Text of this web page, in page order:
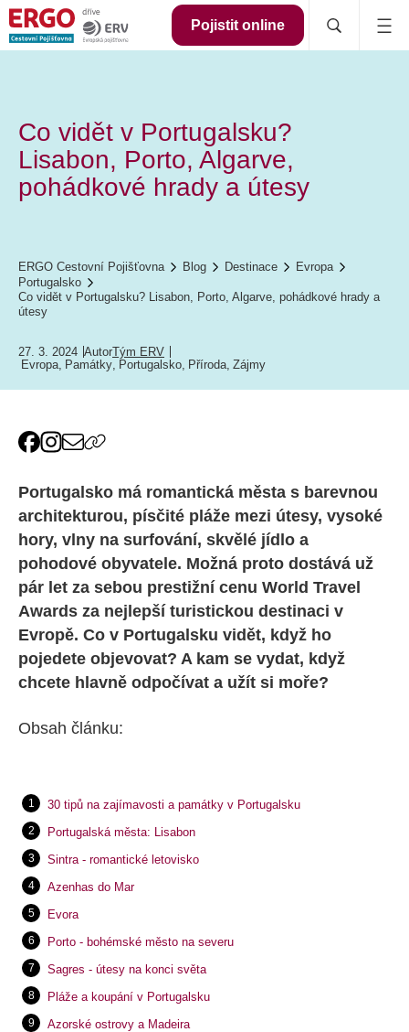
Pojistit online
Co vidět v Portugalsku?
Lisabon, Porto, Algarve,
pohádkové hrady a útesy
ERGO Cestovní Pojišťovna Blog Destinace
Evropa
Portugalsko
Co vidět v Portugalsku? Lisabon, Porto, Algarve, pohádkové hrady a
útesy
27. 3. 2024 AutorTým ERV
Evropa, Památky, Portugalsko, Příroda, Zájmy
Portugalsko má romantická města s barevnou
architekturou, písčité pláže mezi útesy, vysoké
hory, vlny na surfování, skvělé jídlo a
pohodové obyvatele. Možná proto dostává už
pár let za sebou prestižní cenu World Travel
Awards za nejlepší turistickou destinaci v
Evropě. Co v Portugalsku vidět, když ho
pojedete objevovat? A kam se vydat, když
chcete hlavně odpočívat a užít si moře?
Obsah článku:
30 tipů na zajímavosti a památky v Portugalsku
Portugalská města: Lisabon
Sintra - romantické letovisko
Azenhas do Mar
Evora
Porto - bohémské město na severu
Sagres - útesy na konci světa
Pláže a koupání v Portugalsku
Azorské ostrovy a Madeira